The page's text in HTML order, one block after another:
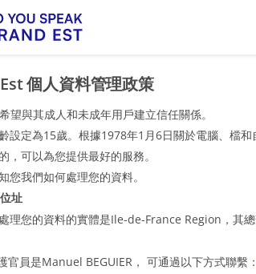
個人資料管理政策
望與其成人和未成年用戶建立信任關係。
設定為15歲。根據1978年1月6日關於電腦、檔
可以為您提供最好的服務。
您我們如何處理您的資料。
址
理您的資料的實體是Ile-de-France Region，
員是Manuel BEGUIER， 可通過以下方式聯繫：